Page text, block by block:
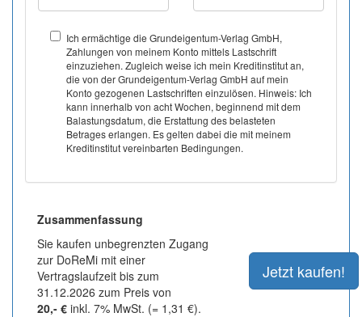
Ich ermächtige die Grundeigentum-Verlag GmbH,
Zahlungen von meinem Konto mittels Lastschrift
einzuziehen. Zugleich weise ich mein Kreditinstitut an,
die von der Grundeigentum-Verlag GmbH auf mein
Konto gezogenen Lastschriften einzulösen. Hinweis: Ich
kann innerhalb von acht Wochen, beginnend mit dem
Balastungsdatum, die Erstattung des belasteten
Betrages erlangen. Es gelten dabei die mit meinem
Kreditinstitut vereinbarten Bedingungen.
Zusammenfassung
Sie kaufen unbegrenzten Zugang
zur DoReMi mit einer
Vertragslaufzeit bis zum
31.12.2026 zum Preis von
20,- € inkl. 7% MwSt. (= 1,31 €).